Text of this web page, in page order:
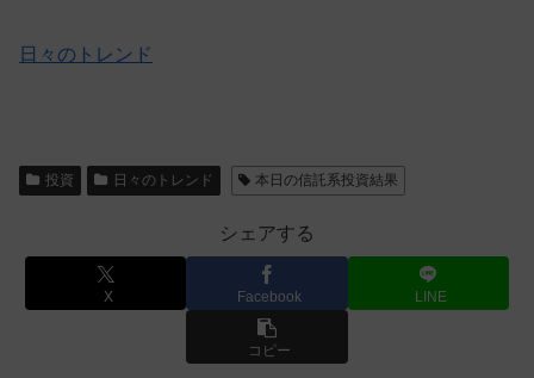
日々のトレンド
投資 日々のトレンド 本日の信託系投資結果
シェアする
X Facebook LINE
コピー